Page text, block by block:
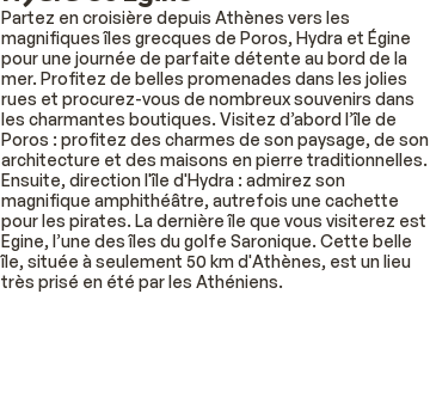
Partez en croisière depuis Athènes vers les
magnifiques îles grecques de Poros, Hydra et Égine
pour une journée de parfaite détente au bord de la
mer. Profitez de belles promenades dans les jolies
rues et procurez-vous de nombreux souvenirs dans
les charmantes boutiques. Visitez d’abord l’île de
Poros : profitez des charmes de son paysage, de son
architecture et des maisons en pierre traditionnelles.
Ensuite, direction l'île d'Hydra : admirez son
magnifique amphithéâtre, autrefois une cachette
pour les pirates. La dernière île que vous visiterez est
Egine, l’une des îles du golfe Saronique. Cette belle
île, située à seulement 50 km d'Athènes, est un lieu
très prisé en été par les Athéniens.